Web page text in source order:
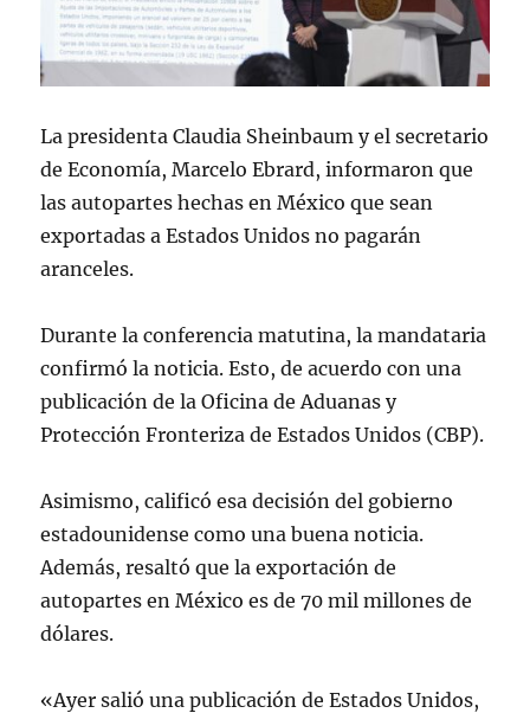
La presidenta Claudia Sheinbaum y el secretario
de Economía, Marcelo Ebrard, informaron que
las autopartes hechas en México que sean
exportadas a Estados Unidos no pagarán
aranceles.
Durante la conferencia matutina, la mandataria
confirmó la noticia. Esto, de acuerdo con una
publicación de la Oficina de Aduanas y
Protección Fronteriza de Estados Unidos (CBP).
Asimismo, calificó esa decisión del gobierno
estadounidense como una buena noticia.
Además, resaltó que la exportación de
autopartes en México es de 70 mil millones de
dólares.
«Ayer salió una publicación de Estados Unidos,